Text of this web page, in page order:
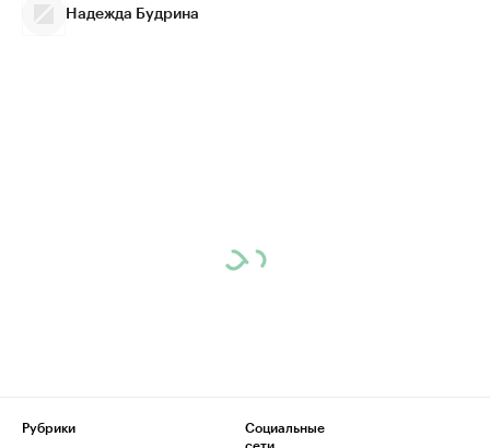
Надежда Будрина
Рубрики
Социальные